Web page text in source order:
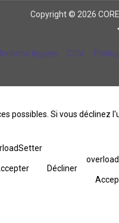
Copyright © 2026
légales CGV
possibles. Si vous
Décliner